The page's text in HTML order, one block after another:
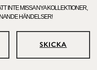
INTE MISSA NYA KOLLEKTIONER,
HÄNDELSER!
SKICKA